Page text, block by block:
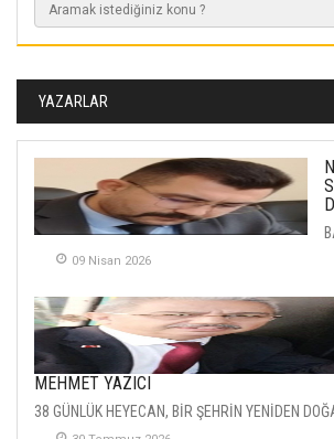
YAZARLAR
09 Nisan 2026
MEHMET YAZICI
38 GÜNLÜK HEYECAN, BİR ŞEHRİN YENİDEN